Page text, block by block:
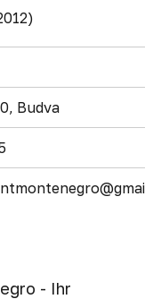
Budva
- Ihr